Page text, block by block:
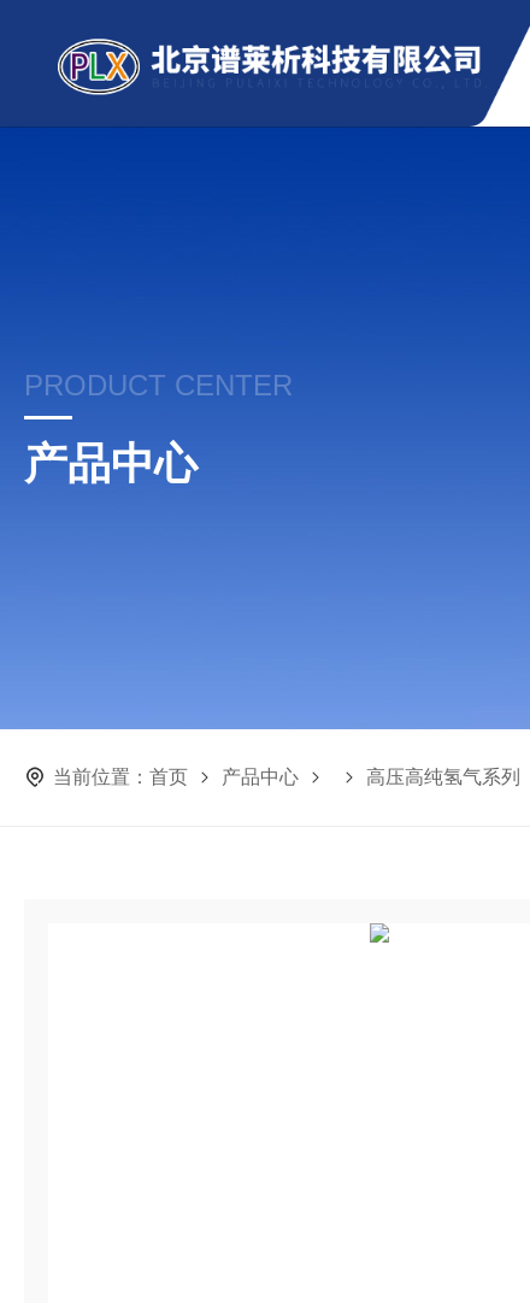
PRODUCT CENTER
产品中心
当前位置： 首页 产品中心 高压高纯氢气系列